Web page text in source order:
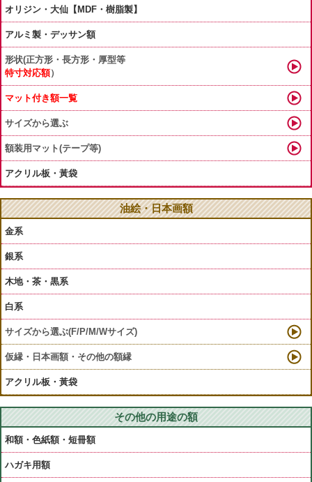
オリジン・大仙【MDF・樹脂製】
アルミ製・デッサン額
形状(正方形・長方形・厚型等
特寸対応額）
マット付き額一覧
サイズから選ぶ
額装用マット(テープ等)
アクリル板・黃袋
油絵・日本画額
金系
銀系
木地・茶・黒系
白系
サイズから選ぶ(F/P/M/Wサイズ)
仮縁・日本画額・その他の額縁
アクリル板・黃袋
その他の用途の額
和額・色紙額・短冊額
ハガキ用額